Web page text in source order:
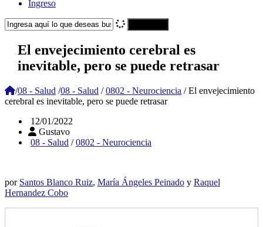
Ingreso
El envejecimiento cerebral es
inevitable, pero se puede retrasar
/08 - Salud /08 - Salud / 0802 - Neurociencia /El envejecimiento
cerebral es inevitable, pero se puede retrasar
12/01/2022
Gustavo
08 - Salud /0802 - Neurociencia
por Santos Blanco Ruiz, María Ángeles Peinado y Raquel
Hernandez Cobo